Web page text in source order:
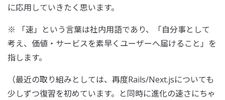
に応用していきたく思います。
※ 「速」という言葉は社内用語であり、「自分事として
考え、価値・サービスを素早くユーザーへ届けること」を
指します。
（最近の取り組みとしては、再度Rails/Next.jsについても
少しずつ復習を初めています。と同時に進化の速さにちゃ